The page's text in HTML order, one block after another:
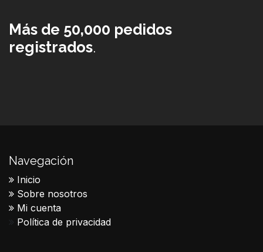
Más de 50,000 pedidos
registrados.
Navegación
Inicio
Sobre nosotros
Mi cuenta
Política de privacidad